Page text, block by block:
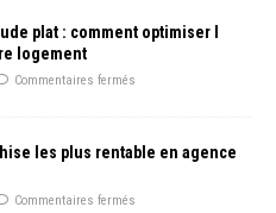
plat : comment optimiser l
logement
Commentaires fermés
les plus rentable en agence
Commentaires fermés